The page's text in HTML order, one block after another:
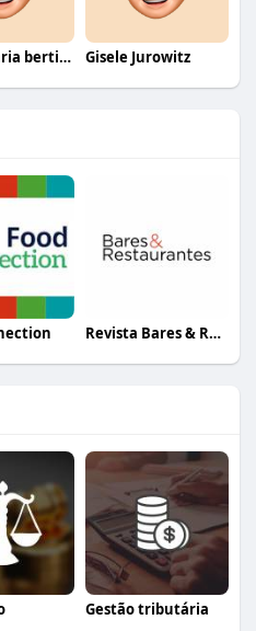
leticia Maria bertino Mello de andrade Gisele Jurowitz
Revista Bares & Restaurantes
Gestão tributária